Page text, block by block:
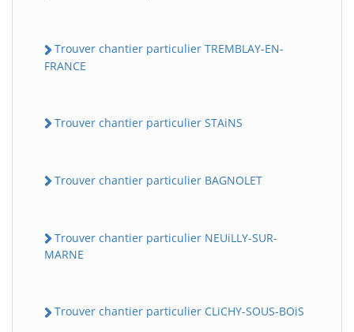
Trouver chantier particulier TREMBLAY-EN-
FRANCE
Trouver chantier particulier STAiNS
Trouver chantier particulier BAGNOLET
Trouver chantier particulier NEUiLLY-SUR-
MARNE
Trouver chantier particulier CLiCHY-SOUS-BOiS